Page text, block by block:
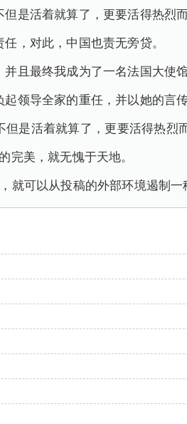
是活着就算了，更要活得热烈
，对此，中国也责无旁贷。
且最终我成为了一名法国大使
领导全家的重任，并以她的言
是活着就算了，更要活得热烈
完美，就无愧于天地。
就可以从投稿的外部环境遏制一